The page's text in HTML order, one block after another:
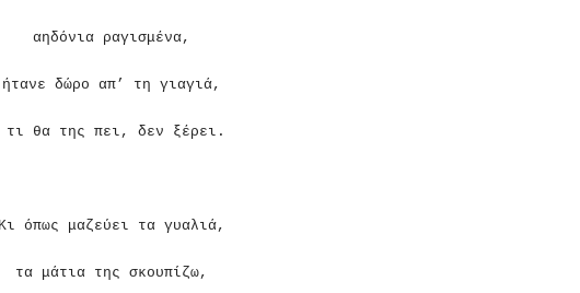
αηδόνια ραγισμένα,
ήτανε δώρο απ’ τη γιαγιά,
τι θα της πει, δεν ξέρει.
όπως μαζεύει τα γυαλιά,
τα μάτια της σκουπίζω,